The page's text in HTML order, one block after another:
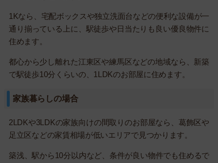
1Kなら、宅配ボックスや独立洗面台などの便利な設備が一
通り揃っている上に、駅徒歩や日当たりも良い優良物件に
住めます。
都心から少し離れた江東区や練馬区などの地域なら、新築
で駅徒歩10分くらいの、1LDKのお部屋に住めます。
家族暮らしの場合
2LDKや3LDKの家族向けの間取りのお部屋なら、葛飾区や
足立区などの家賃相場が低いエリアで見つかります。
築浅、駅から10分以内など、条件が良い物件でも住めるで